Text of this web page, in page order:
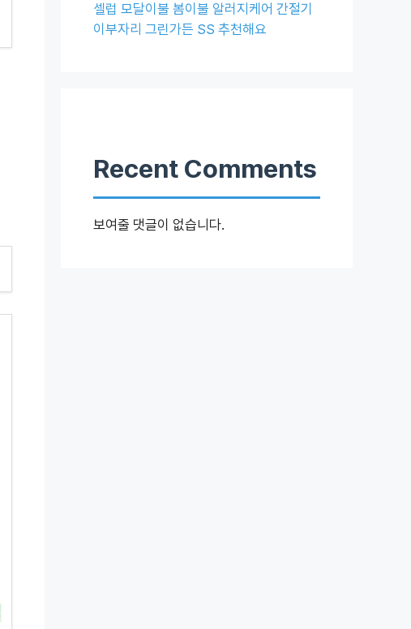
셀럽 모달이불 봄이불 알러지케어 간절기
이부자리 그린가든 SS 추천해요
Recent Comments
보여줄 댓글이 없습니다.